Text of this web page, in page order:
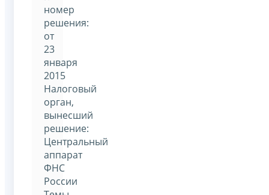
номер
решения:
от
23
января
2015
Налоговый
орган,
вынесший
решение:
Центральный
аппарат
ФНС
России